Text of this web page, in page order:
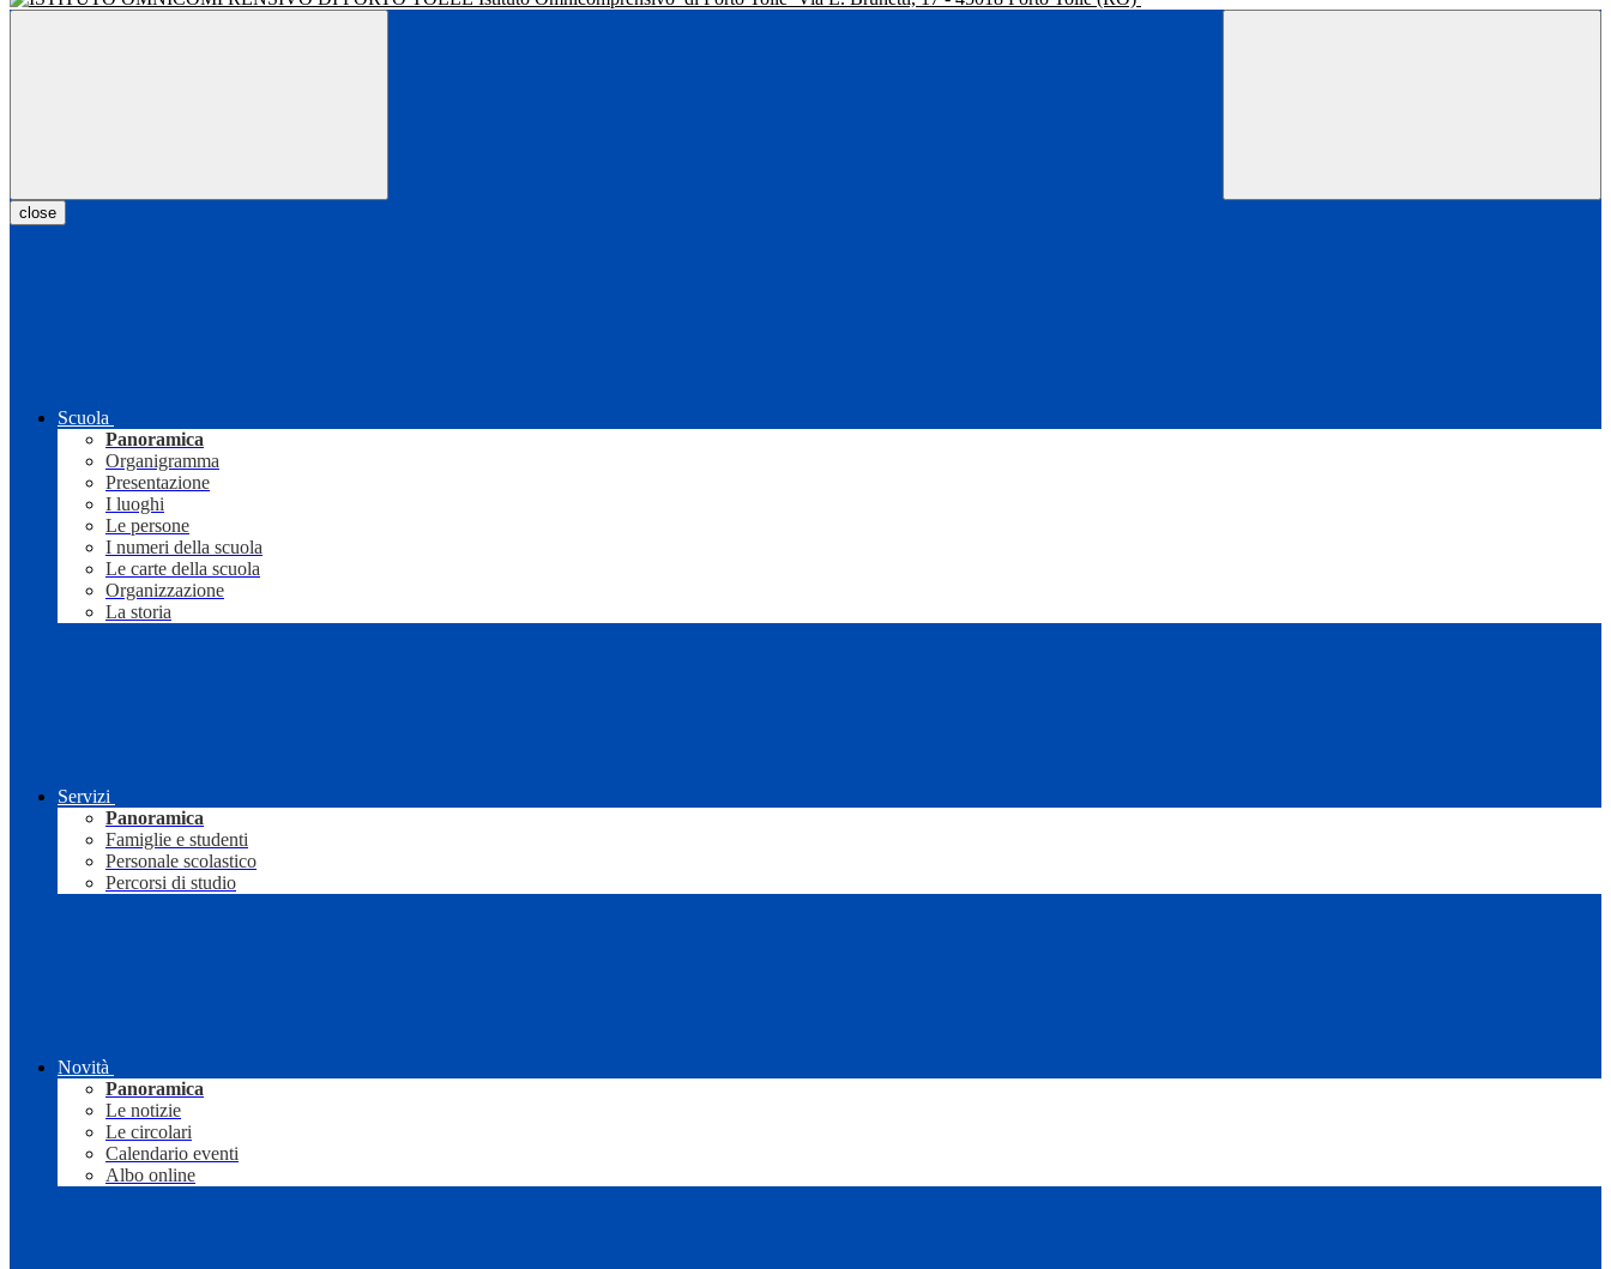
close
Scuola
Panoramica
Organigramma
Presentazione
I luoghi
Le persone
I numeri della scuola
Le carte della scuola
Organizzazione
La storia
Servizi
Panoramica
Famiglie e studenti
Personale scolastico
Percorsi di studio
Novità
Panoramica
Le notizie
Le circolari
Calendario eventi
Albo online